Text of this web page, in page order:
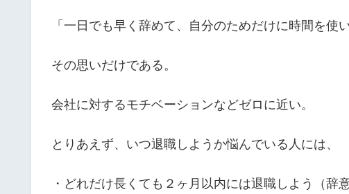
「一日でも早く辞めて、自分のためだけに時間を使い
その思いだけである。
会社に対するモチベーションなどゼロに近い。
とりあえず、いつ退職しようか悩んでいる人には、
・どれだけ長くても２ヶ月以内には退職しよう（辞